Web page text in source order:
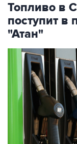
Топливо в
поступит в
"Атан"